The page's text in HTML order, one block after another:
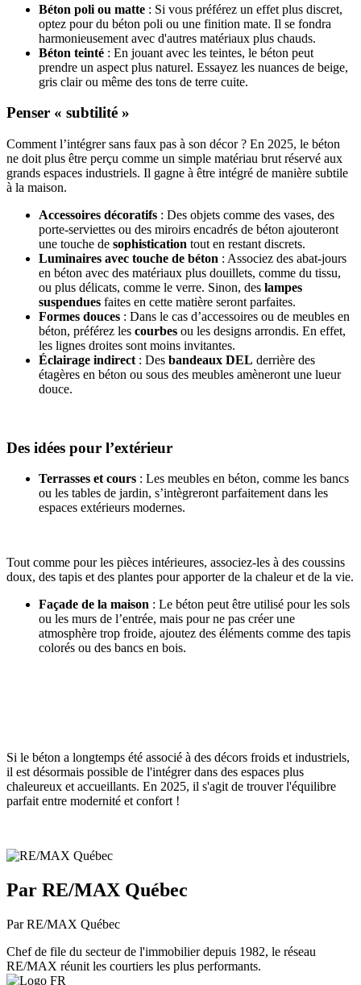
Béton poli ou matte : Si vous préférez un effet plus discret,
optez pour du béton poli ou une finition mate. Il se fondra
harmonieusement avec d'autres matériaux plus chauds.
Béton teinté : En jouant avec les teintes, le béton peut
prendre un aspect plus naturel. Essayez les nuances de beige,
gris clair ou même des tons de terre cuite.
Penser « subtilité »
Comment l’intégrer sans faux pas à son décor ? En 2025, le béton
ne doit plus être perçu comme un simple matériau brut réservé aux
grands espaces industriels. Il gagne à être intégré de manière subtile
à la maison.
Accessoires décoratifs : Des objets comme des vases, des
porte-serviettes ou des miroirs encadrés de béton ajouteront
une touche de sophistication tout en restant discrets.
Luminaires avec touche de béton : Associez des abat-jours
en béton avec des matériaux plus douillets, comme du tissu,
ou plus délicats, comme le verre. Sinon, des lampes
suspendues faites en cette matière seront parfaites.
Formes douces : Dans le cas d’accessoires ou de meubles en
béton, préférez les courbes ou les designs arrondis. En effet,
les lignes droites sont moins invitantes.
Éclairage indirect : Des bandeaux DEL derrière des
étagères en béton ou sous des meubles amèneront une lueur
douce.
Des idées pour l’extérieur
Terrasses et cours : Les meubles en béton, comme les bancs
ou les tables de jardin, s’intègreront parfaitement dans les
espaces extérieurs modernes.
Tout comme pour les pièces intérieures, associez-les à des coussins
doux, des tapis et des plantes pour apporter de la chaleur et de la vie.
Façade de la maison : Le béton peut être utilisé pour les sols
ou les murs de l’entrée, mais pour ne pas créer une
atmosphère trop froide, ajoutez des éléments comme des tapis
colorés ou des bancs en bois.
Si le béton a longtemps été associé à des décors froids et industriels,
il est désormais possible de l'intégrer dans des espaces plus
chaleureux et accueillants. En 2025, il s'agit de trouver l'équilibre
parfait entre modernité et confort !
Par RE/MAX Québec
Par RE/MAX Québec
Chef de file du secteur de l'immobilier depuis 1982, le réseau
RE/MAX réunit les courtiers les plus performants.